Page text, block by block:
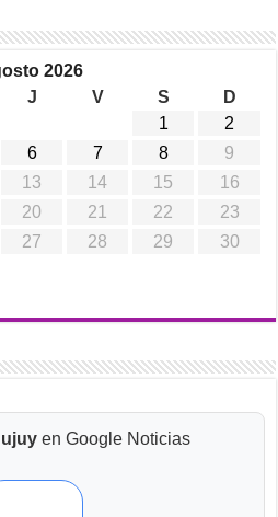
2026
J V S
D
1
2
6 7 8
9
13 14 15
16
20 21 22
23
27 28 29
30
en Google Noticias